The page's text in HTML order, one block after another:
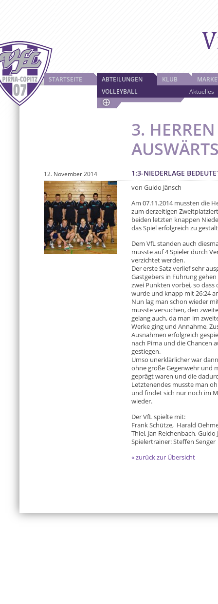
STARTSEITE
ABTEILUNGEN
VOLLEYBALL
Aktuelles
KLUB
3.
1:3-NIEDERLAGE
12. November 2014
von Guido Jänsch
Am 07.11.2014 mussten die
zum derzeitigen
beiden letzten knappen
das Spiel erfolgreich zu
Dem VfL standen auch
musste auf 4 Spieler durch
verzichtet werden.
Der erste Satz verlief sehr
Gastgebers in Führung
zwei Punkten vorbei, so dass
wurde und knapp mit 26:24
Nun lag man schon wieder
musste versuchen, den
gelang auch, da man im
Werke ging und Annahme,
Ausnahmen erfolgreich
nach Pirna und die Chancen
gestiegen.
Umso unerklärlicher war
ohne große Gegenwehr und
geprägt waren und die
Letztenendes musste man
und findet sich nur noch im
wieder.
Der VfL spielte mit:
Frank Schütze, Harald
Thiel, Jan Reichenbach, Guido
Spielertrainer: Steffen Senger
« zurück zur Übersicht